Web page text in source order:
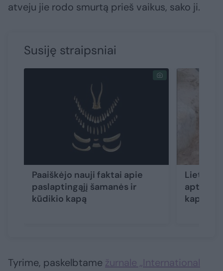
atveju jie rodo smurtą prieš vaikus, sako ji.
Susiję straipsniai
Paaiškėjo nauji faktai apie
paslaptingąjį šamanės ir
kūdikio kapą
aptiktas
kapas
Tyrime, paskelbtame žurnale „International